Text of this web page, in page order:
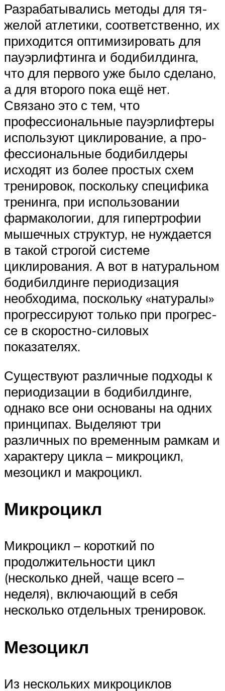
Разрабатывались методы для тя­
же­лой ат­ле­ти­ки, соответственно, их
приходится оптимизировать для
пауэр­лиф­тин­га и бо­ди­бил­дин­га,
что для первого уже было сделано,
а для второго пока ещё нет.
Связано это с тем, что
профессиональные пауэрлифтеры
используют циклирование, а про­
фес­си­о­наль­ные бодибилдеры
исходят из более простых схем
тренировок, поскольку спе­ци­фи­ка
тре­нин­га, при использовании
фармакологии, для гипертрофии
мышечных струк­тур, не нуж­да­ет­ся
в такой строгой системе
циклирования. А вот в натуральном
бо­ди­бил­дин­ге пе­ри­о­ди­за­ция
необходима, поскольку «натуралы»
прогрессируют только при прог­рес­
се в ско­рост­но-си­ло­вых
показателях.
Существуют различные подходы к
периодизации в бодибилдинге,
однако все они основаны на одних
принципах. Выделяют три
различных по временным рамкам и
характеру цикла – микроцикл,
мезоцикл и макроцикл.
Микроцикл
Микроцикл – короткий по
продолжительности цикл
(несколько дней, чаще всего –
неделя), включающий в себя
несколько отдельных тренировок.
Мезоцикл
Из нескольких микроциклов